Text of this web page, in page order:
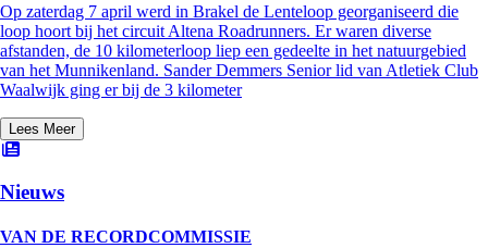
Op zaterdag 7 april werd in Brakel de Lenteloop georganiseerd die
loop hoort bij het circuit Altena Roadrunners. Er waren diverse
afstanden, de 10 kilometerloop liep een gedeelte in het natuurgebied
van het Munnikenland. Sander Demmers Senior lid van Atletiek Club
Waalwijk ging er bij de 3 kilometer
Lees Meer
Nieuws
VAN DE RECORDCOMMISSIE